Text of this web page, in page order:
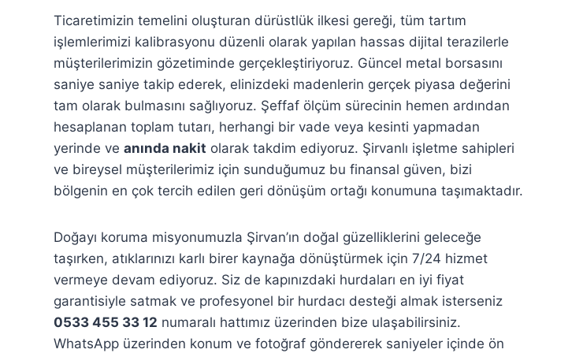
Ticaretimizin temelini oluşturan dürüstlük ilkesi gereği, tüm tartım
işlemlerimizi kalibrasyonu düzenli olarak yapılan hassas dijital terazilerle
müşterilerimizin gözetiminde gerçekleştiriyoruz. Güncel metal borsasını
saniye saniye takip ederek, elinizdeki madenlerin gerçek piyasa değerini
tam olarak bulmasını sağlıyoruz. Şeffaf ölçüm sürecinin hemen ardından
hesaplanan toplam tutarı, herhangi bir vade veya kesinti yapmadan
yerinde ve anında nakit olarak takdim ediyoruz. Şirvanlı işletme sahipleri
ve bireysel müşterilerimiz için sunduğumuz bu finansal güven, bizi
bölgenin en çok tercih edilen geri dönüşüm ortağı konumuna taşımaktadır.
Doğayı koruma misyonumuzla Şirvan’ın doğal güzelliklerini geleceğe
taşırken, atıklarınızı karlı birer kaynağa dönüştürmek için 7/24 hizmet
vermeye devam ediyoruz. Siz de kapınızdaki hurdaları en iyi fiyat
garantisiyle satmak ve profesyonel bir hurdacı desteği almak isterseniz
0533 455 33 12 numaralı hattımız üzerinden bize ulaşabilirsiniz.
WhatsApp üzerinden konum ve fotoğraf göndererek saniyeler içinde ön